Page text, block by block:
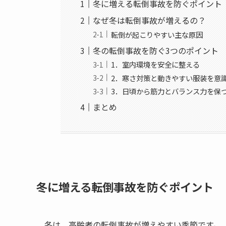
冬に増える転倒事故を防ぐポイント
なぜ冬は転倒事故が増えるの？
転倒が起こりやすい主な原因
冬の転倒事故を防ぐ3つのポイント
1．室内環境を安全に整える
2．寒さ対策と動きやすい服装を意
3．日頃から筋力とバランス力を保
まとめ
冬に増える転倒事故を防ぐポイント